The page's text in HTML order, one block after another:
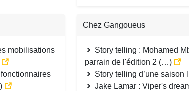
mobilisations
Chez Gangoueus
Story telling : Mohamed
parrain de l'édition 2 (…)
Story telling d’une saison
Jake Lamar : Viper's